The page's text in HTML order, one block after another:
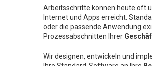
Arbeitsschritte können heute oft
Internet und Apps erreicht.
oder die passende Anwendung
Prozessabschnitten Ihrer
Wir designen, entwickeln und